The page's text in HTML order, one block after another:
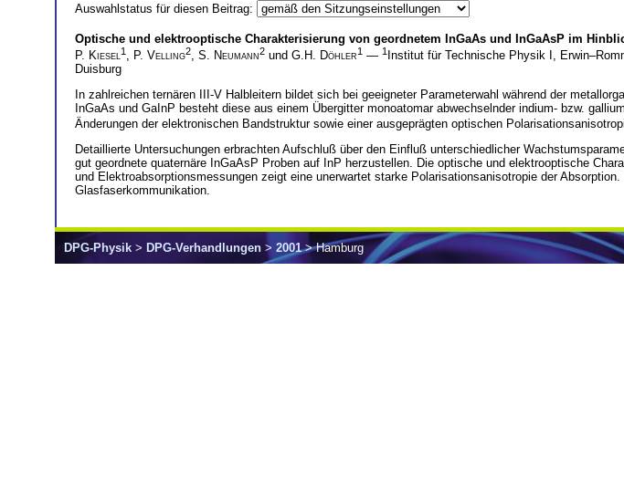
Auswahlstatus für diesen Beitrag:
Optische und elektrooptische Charakterisierung von geordnetem InGaAs und InGaAsP im
P. Kiesel1 , P. Velling2, S. Neumann2 und G.H. Döhler1 — 1 Institut für Technische Physik I,
Duisburg
In zahlreichen ternären III-V Halbleitern bildet sich bei geeigneter Parameterwahl während der
InGaAs und GaInP besteht diese aus einem Übergitter monoatomar abwechselnder indium- bzw.
Änderungen der elektronischen Bandstruktur sowie einer ausgeprägten optischen
Detaillierte Untersuchungen erbrachten Aufschluß über den Einfluß unterschiedlicher
gut geordnete quaternäre InGaAsP Proben auf InP herzustellen. Die optische und elektrooptische
und Elektroabsorptionsmessungen zeigt eine unerwartet starke Polarisationsanisotropie der
Glasfaserkommunikation.
DPG-Physik > DPG-Verhandlungen > 2001> Hamburg